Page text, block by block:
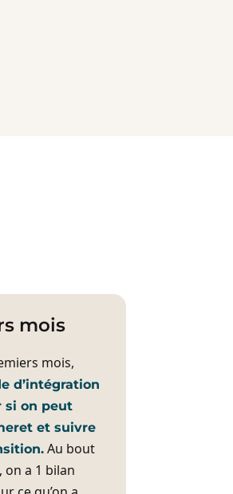
mois
mois,
d’intégration
si on peut
et suivre
Au bout
on a 1 bilan